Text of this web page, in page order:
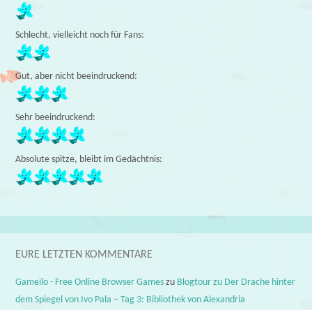
Schlecht, vielleicht noch für Fans:
Gut, aber nicht beeindruckend:
Sehr beeindruckend:
Absolute spitze, bleibt im Gedächtnis:
EURE LETZTEN KOMMENTARE
Gameilo - Free Online Browser Games zu Blogtour zu Der Drache hinter
dem Spiegel von Ivo Pala – Tag 3: Bibliothek von Alexandria